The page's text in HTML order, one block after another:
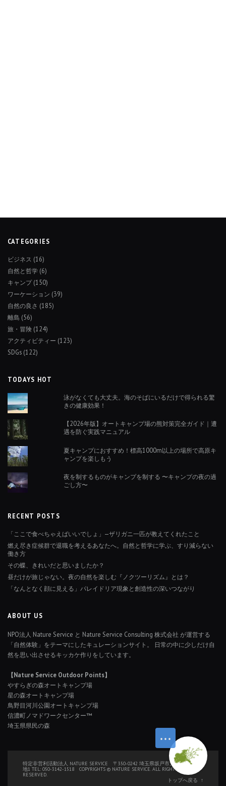
CATEGORIES
ビジネス (16)
自然と哲学 (6)
キャンプ(150)
ワーケーション (39)
自然の良さ (185)
離島 (56)
旅・冒険 (124)
アクティビティー (123)
SDGs (122)
TODAYS HOT
泳がなくても大丈夫。海のそばにいるだけで得られる驚
きの健康効果！
【2026年版】オートキャンプ場の熊対策完全ガイド｜遭
遇を防ぐ実践マニュアル
夏キャンプにおすすめ！標高1000m以上の場所で高原キ
ャンプを楽しもう
夜を制するものがキャンプを制する 〜キャンプの夜の過
ごし方〜
RECENT POSTS
「ここで食べちゃえばいいでしょ」—ザリガニ一匹が教えてくれたこと
燃え尽き症候群で退職を考えるあなたへ。自然と哲学に学ぶ、すり減らない
働き方
その蝶、きれいだと思いましたか？
昼だけが旅じゃない。夜の自然を楽しむ『ノクツーリズム』とは？
「なんとなく顔に見える」パレイドリア現象と創造性の深いつながり
ABOUT US
NPO法人 Nature Service と Nature Service Consulting 株式会社 が運営する
「自然体験」をテーマにしたキュレーションサイト。 日常の中に少しだけ自
然を思い出させるキッカケ作りをしています。
【Nature Service Outdoor Points】
やすらぎの森オートキャンプ場
星の森オートキャンプ場
鳥野目河川公園オートキャンプ場
信濃町ノマドワークセンター™
埼玉県県民の森
特定非営利活動法人 NATURE SERVICE 〒350-0242 埼玉県坂戸市大字厚川126番
地1 TEL: 050-3142-1518 COPYRIGHTS © NATURE SERVICE. ALL RIGHTS
RESERVED.
トップへ戻る